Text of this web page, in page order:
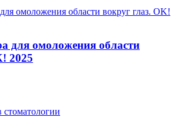
для омоложения области
2025
стоматологии